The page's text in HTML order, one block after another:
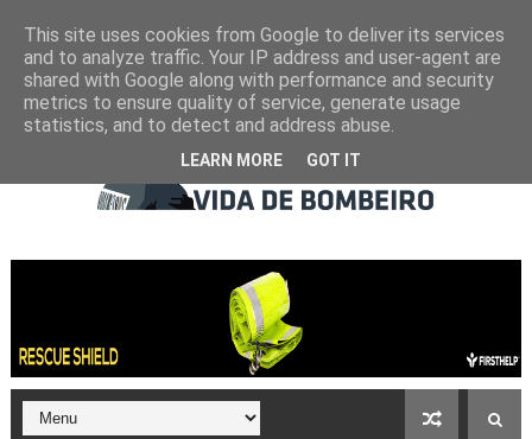
This site uses cookies from Google to deliver its services
and to analyze traffic. Your IP address and user-agent are
shared with Google along with performance and security
metrics to ensure quality of service, generate usage
statistics, and to detect and address abuse.
LEARN MORE GOT IT